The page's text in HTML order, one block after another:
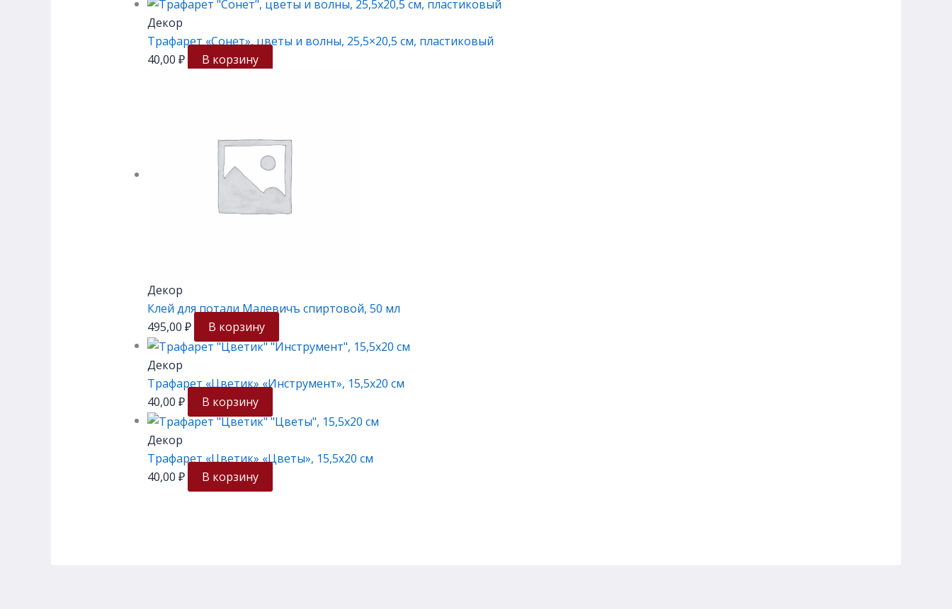
Декор
Трафарет «Сонет», цветы и волны, 25,5×20,5 см, плаcтиковый
40,00 ₽ В корзину
Декор
Клей для потали Малевичъ спиртовой, 50 мл
495,00 ₽ В корзину
Декор
Трафарет «Цветик» «Инструмент», 15,5х20 см
40,00 ₽ В корзину
Декор
Трафарет «Цветик» «Цветы», 15,5х20 см
40,00 ₽ В корзину